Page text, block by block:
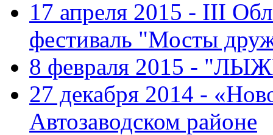
17 апреля 2015 - III
фестиваль "Мосты
8 февраля 2015 -
27 декабря 2014 -
Автозаводском районе